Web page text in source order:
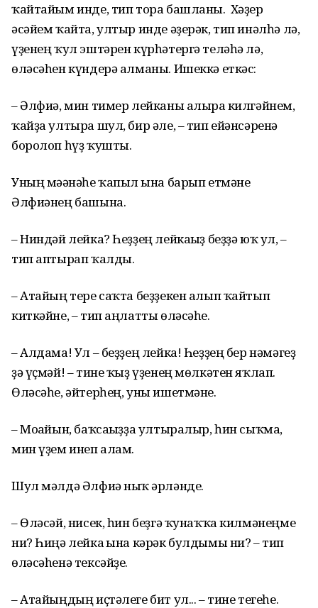
ҡайтайым инде, тип тора башланы. Хәҙер
әсәйем ҡайта, ултыр инде әҙерәк, тип инәлһә лә,
үҙенең ҡул эштәрен күрһәтергә теләһә лә,
өләсәһен күндерә алманы. Ишеккә еткәс:
– Әлфиә, мин тимер лейканы алырға килгәйнем,
ҡайҙа ултыра шул, бир әле, – тип ейәнсәренә
боролоп һүҙ ҡушты.
Уның мәғәнәһе ҡапыл ғына барып етмәне
Әлфиәнең башына.
– Ниндәй лейка? Һеҙҙең лейкағыҙ беҙҙә юҡ ул, –
тип аптырап ҡалды.
– Атайың тере саҡта беҙҙекен алып ҡайтып
киткәйне, – тип аңлатты өләсәһе.
– Алдама! Ул – беҙҙең лейка! Һеҙҙең бер нәмәгеҙ
ҙә үҫмәй! – тине ҡыҙ үҙенең мөлкәтен яҡлап.
Өләсәһе, әйтерһең, уны ишетмәне.
– Моғайын, баҡсағыҙҙа ултыралыр, һин сыҡма,
мин үҙем инеп алам.
Шул мәлдә Әлфиә ныҡ ғәрләнде.
– Өләсәй, нисек, һин беҙгә ҡунаҡҡа килмәнеңме
ни? Һиңә лейка ғына кәрәк булдымы ни? – тип
өләсәһенә тексәйҙе.
– Атайыңдың иҫтәлеге бит ул... – тине тегеһе.